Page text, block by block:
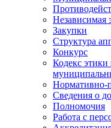
Независимая
Закупки
Структура
Конкурс
Кодекс
Нормативно-
Сведения о
Полномочия
Работа с